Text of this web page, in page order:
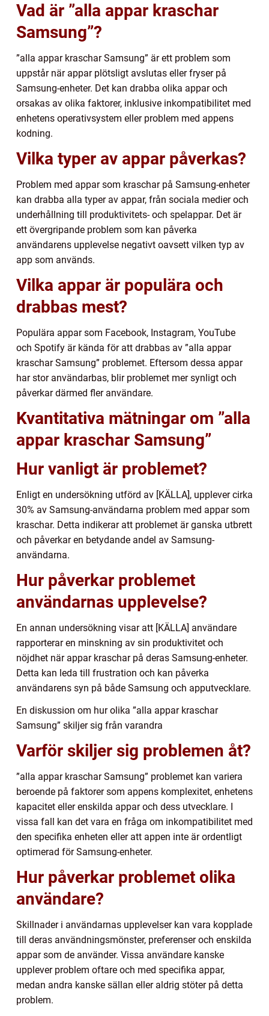
Vad är ”alla appar kraschar
Samsung”?
”alla appar kraschar Samsung” är ett problem som
uppstår när appar plötsligt avslutas eller fryser på
Samsung-enheter. Det kan drabba olika appar och
orsakas av olika faktorer, inklusive inkompatibilitet med
enhetens operativsystem eller problem med appens
kodning.
Vilka typer av appar påverkas?
Problem med appar som kraschar på Samsung-enheter
kan drabba alla typer av appar, från sociala medier och
underhållning till produktivitets- och spelappar. Det är
ett övergripande problem som kan påverka
användarens upplevelse negativt oavsett vilken typ av
app som används.
Vilka appar är populära och
drabbas mest?
Populära appar som Facebook, Instagram, YouTube
och Spotify är kända för att drabbas av ”alla appar
kraschar Samsung” problemet. Eftersom dessa appar
har stor användarbas, blir problemet mer synligt och
påverkar därmed fler användare.
Kvantitativa mätningar om ”alla
appar kraschar Samsung”
Hur vanligt är problemet?
Enligt en undersökning utförd av [KÄLLA], upplever cirka
30% av Samsung-användarna problem med appar som
kraschar. Detta indikerar att problemet är ganska utbrett
och påverkar en betydande andel av Samsung-
användarna.
Hur påverkar problemet
användarnas upplevelse?
En annan undersökning visar att [KÄLLA] användare
rapporterar en minskning av sin produktivitet och
nöjdhet när appar kraschar på deras Samsung-enheter.
Detta kan leda till frustration och kan påverka
användarens syn på både Samsung och apputvecklare.
En diskussion om hur olika ”alla appar kraschar
Samsung” skiljer sig från varandra
Varför skiljer sig problemen åt?
”alla appar kraschar Samsung” problemet kan variera
beroende på faktorer som appens komplexitet, enhetens
kapacitet eller enskilda appar och dess utvecklare. I
vissa fall kan det vara en fråga om inkompatibilitet med
den specifika enheten eller att appen inte är ordentligt
optimerad för Samsung-enheter.
Hur påverkar problemet olika
användare?
Skillnader i användarnas upplevelser kan vara kopplade
till deras användningsmönster, preferenser och enskilda
appar som de använder. Vissa användare kanske
upplever problem oftare och med specifika appar,
medan andra kanske sällan eller aldrig stöter på detta
problem.